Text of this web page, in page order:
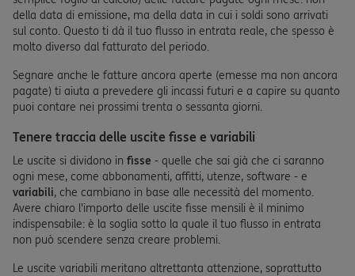
della data di emissione, ma della data in cui i soldi sono arrivati
sul conto. Questo ti dà il tuo flusso in entrata reale, che spesso è
molto diverso dal fatturato del periodo.
Segnare anche le fatture ancora aperte (emesse ma non ancora
pagate) ti aiuta a prevedere gli incassi futuri e a capire su quanto
puoi contare nei prossimi trenta o sessanta giorni.
Tenere traccia delle uscite fisse e variabili
Le uscite si dividono in fisse - quelle che sai già che ci saranno
ogni mese, come abbonamenti, affitti, utenze, software - e
variabili, che cambiano in base alle necessità del momento.
Avere chiaro l'importo delle uscite fisse mensili è il minimo
indispensabile: è la soglia sotto la quale il tuo flusso in entrata
non può scendere senza creare problemi.
Le uscite variabili meritano altrettanta attenzione, soprattutto